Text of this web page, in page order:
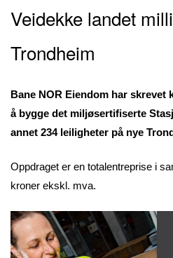
Veidekke landet
Trondheim
Bane NOR Eiendom har skrevet
å bygge det miljøsertifiserte
annet 234 leiligheter på nye
Oppdraget er en totalentreprise i
kroner ekskl. mva.